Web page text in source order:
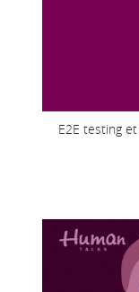
E2E testing